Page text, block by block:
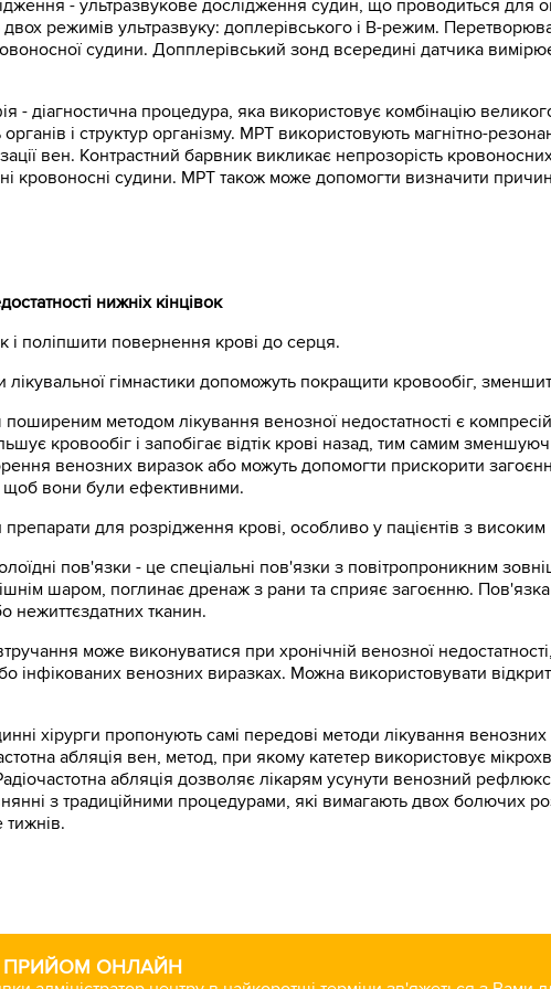
- ультразвукове дослідження судин, що проводиться для
двох режимів ультразвуку: доплерівського і B-режим.
судини. Допплерівський зонд всередині датчика
- діагностична процедура, яка використовує комбінацію
і структур організму. МРТ використовують магнітно-
вен. Контрастний барвник викликає непрозорість
кровоносні судини. МРТ також може допомогти визначити
нижніх кінцівок
і поліпшити повернення крові до серця.
лікувальної гімнастики допоможуть покращити кровообіг,
методом лікування венозної недостатності є
кровообіг і запобігає відтік крові назад, тим самим
венозних виразок або можуть допомогти прискорити
щоб вони були ефективними.
препарати для розрідження крові, особливо у пацієнтів з
пов'язки - це спеціальні пов'язки з повітропроникним
шаром, поглинає дренаж з рани та сприяє загоєнню.
нежиттєздатних тканин.
може виконуватися при хронічній венозної
інфікованих венозних виразках. Можна використовувати
хірурги пропонують самі передові методи лікування
абляція вен, метод, при якому катетер використовує
абляція дозволяє лікарям усунути венозний
з традиційними процедурами, які вимагають двох болючих
тижнів.
ПРИЙОМ ОНЛАЙН